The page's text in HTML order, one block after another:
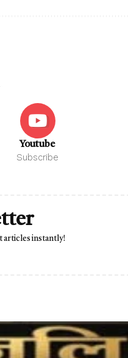
Youtube
Subscribe
articles instantly!